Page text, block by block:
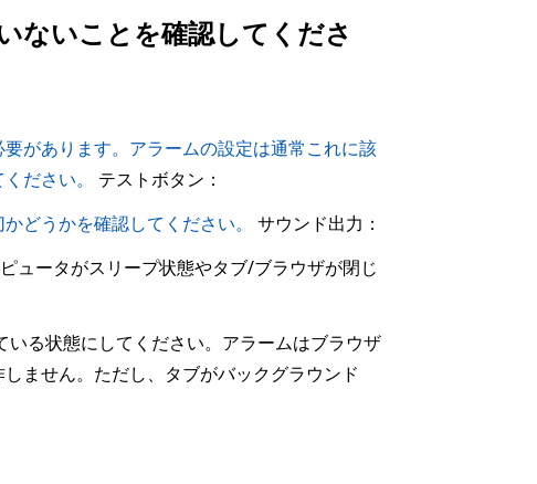
ないことを確認してくださ
があります。アラームの設定は通常これに該
ださい。
テストボタン：
どうかを確認してください。
サウンド出力：
ュータがスリープ状態やタブ/ブラウザが閉じ
る状態にしてください。アラームはブラウザ
ません。ただし、タブがバックグラウンド